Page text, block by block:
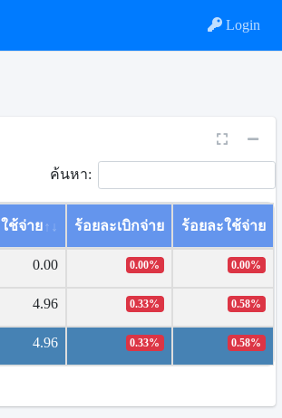
Login
ค้นหา:
ใช้จ่าย ร้อยละเบิกจ่าย ร้อยละใช้จ่าย
0.00 0.00% 0.00%
4.96 0.33% 0.58%
4.96 0.33% 0.58%